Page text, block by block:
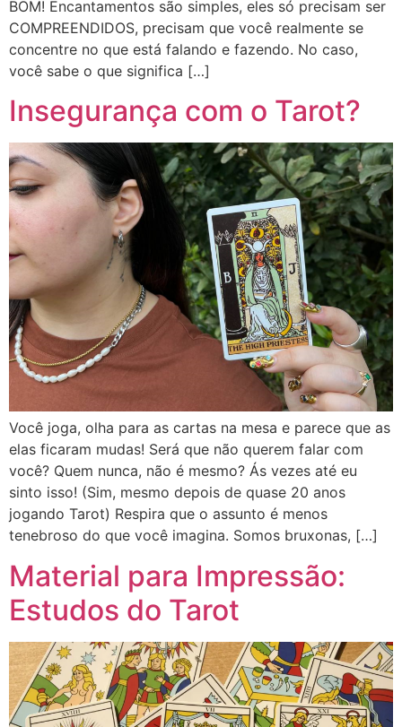
BOM! Encantamentos são simples, eles só precisam ser
COMPREENDIDOS, precisam que você realmente se
concentre no que está falando e fazendo. No caso,
você sabe o que significa […]
Insegurança com o Tarot?
Você joga, olha para as cartas na mesa e parece que as
elas ficaram mudas! Será que não querem falar com
você? Quem nunca, não é mesmo? Ás vezes até eu
sinto isso! (Sim, mesmo depois de quase 20 anos
jogando Tarot) Respira que o assunto é menos
tenebroso do que você imagina. Somos bruxonas, […]
Material para Impressão:
Estudos do Tarot